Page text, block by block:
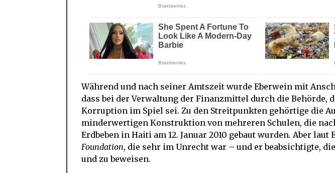
Während und nach seiner Amtszeit wurde Eberwein mit
dass bei der Verwaltung der Finanzmittel durch die Behörde,
Korruption im Spiel sei. Zu den Streitpunkten gehörtige die
minderwertigen Konstruktion von mehreren Schulen, die
Erdbeben in Haiti am 12. Januar 2010 gebaut wurden. Aber laut
Foundation, die sehr im Unrecht war – und er beabsichtigte,
und zu beweisen.